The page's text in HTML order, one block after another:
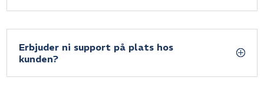
Erbjuder ni support på plats hos
kunden?